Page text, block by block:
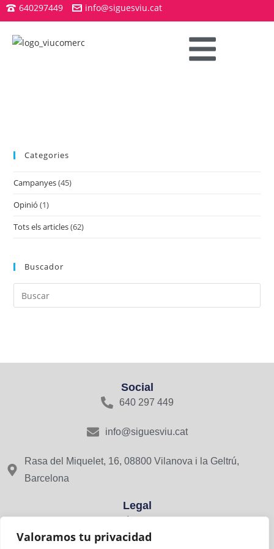
Valoramos tu privacidad
640297449 info@siguesviu.cat
Categories
Campanyes(45)
Opinió (1)
Tots els articles(62)
Buscador
Social
640 297 449
info@siguesviu.cat
Rasa del Miquelet, 16, 08800 Vilanova i la Geltrú,
Barcelona
Legal